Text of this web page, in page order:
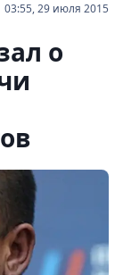
03:55, 29 июля 2015
о